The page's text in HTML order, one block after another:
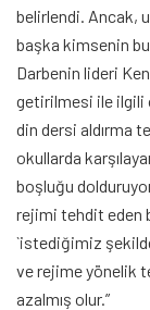
belirlendi. Ancak,
başka kimsenin
Darbenin lideri
getirilmesi ile ilgili
din dersi aldırma
okullarda
boşluğu
rejimi tehdit eden
`istediğimiz
ve rejime yönelik
azalmış olur.”